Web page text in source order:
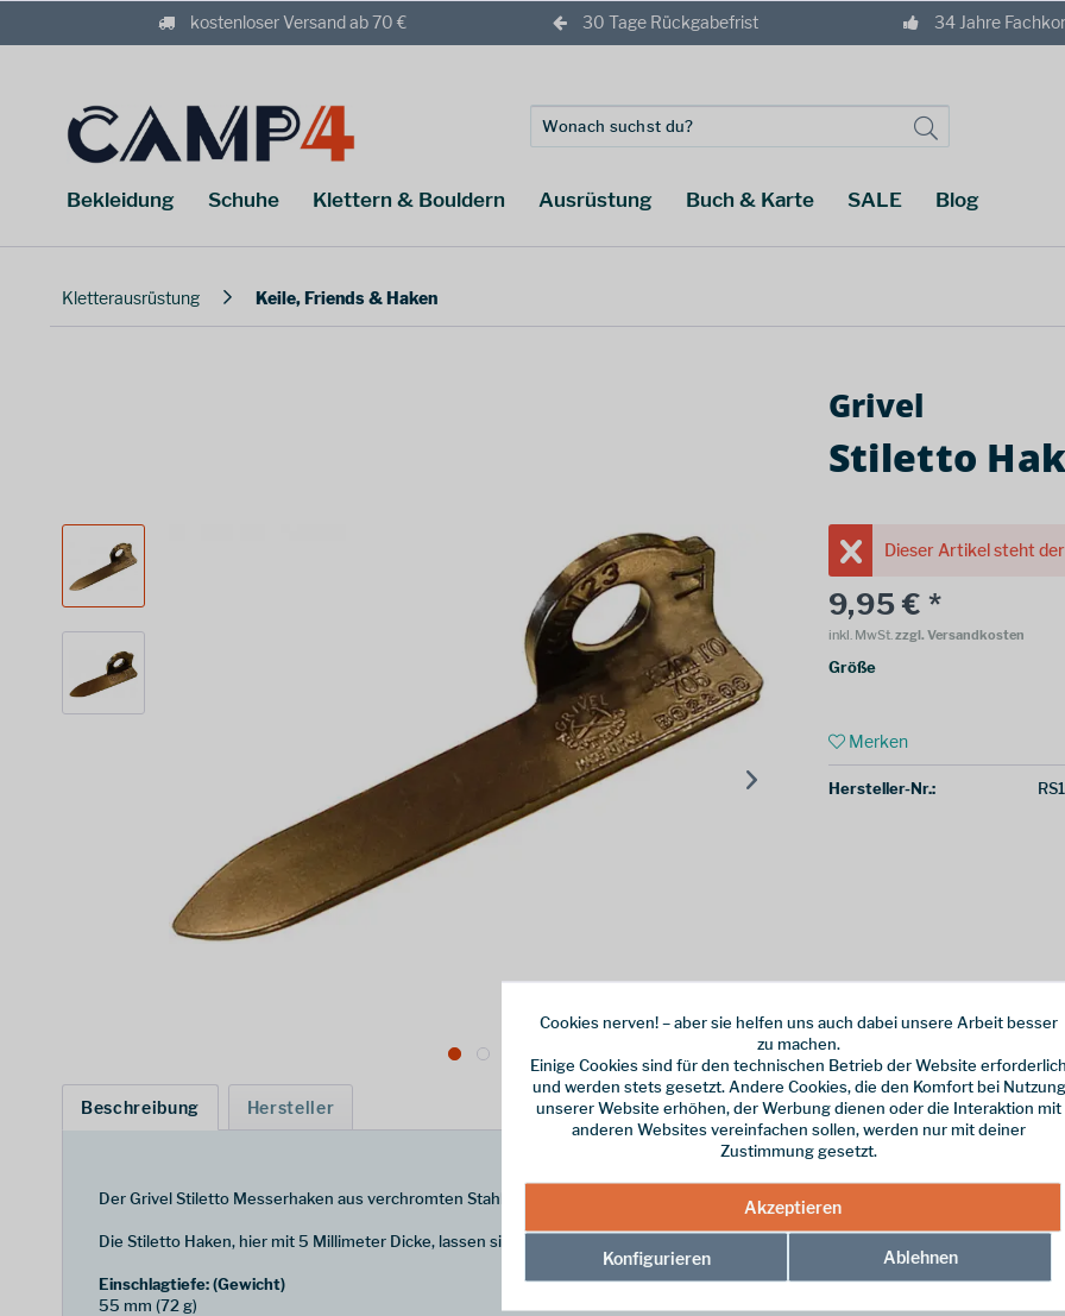
kostenloser Versand ab 70 € 30 Tage Rückgabefrist 34 Jahre
Bekleidung Schuhe Klettern & Bouldern Ausrüstung Buch & Karte SALE Blog
Kletterausrüstung Keile, Friends & Haken
Grivel
Stiletto
Dieser Artikel steht
9,95 € *
inkl. MwSt.zzgl. Versandkosten
Größe
Merken
Hersteller-Nr.:
Beschreibung Hersteller
Der Grivel Stiletto Messerhaken aus verchromten Stahl zeugt von langjähriger Erfahrung im Schmieden von Fels- und
Die Stiletto Haken, hier mit 5 Millimeter Dicke, lassen sich gut in Risse einschlagen und verklemmen sich durch ihre Form optimal.
Einschlagtiefe: (Gewicht)
55 mm (72 g)
Cookies nerven! – aber sie helfen uns auch dabei unsere Arbeit besser
zu machen.
Einige Cookies sind für den technischen Betrieb der Website
und werden stets gesetzt. Andere Cookies, die den Komfort bei Nutzung
unserer Website erhöhen, der Werbung dienen oder die Interaktion mit
anderen Websites vereinfachen sollen, werden nur mit deiner
Zustimmung gesetzt.
Akzeptieren
Konfigurieren Ablehnen